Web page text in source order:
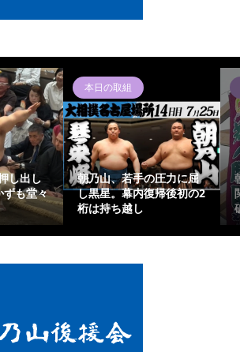
元大
難敵撃
朝乃山ニュース
朝乃山、14日目は相星の
琴栄峰戦！二桁勝利を懸
けた大一番へ